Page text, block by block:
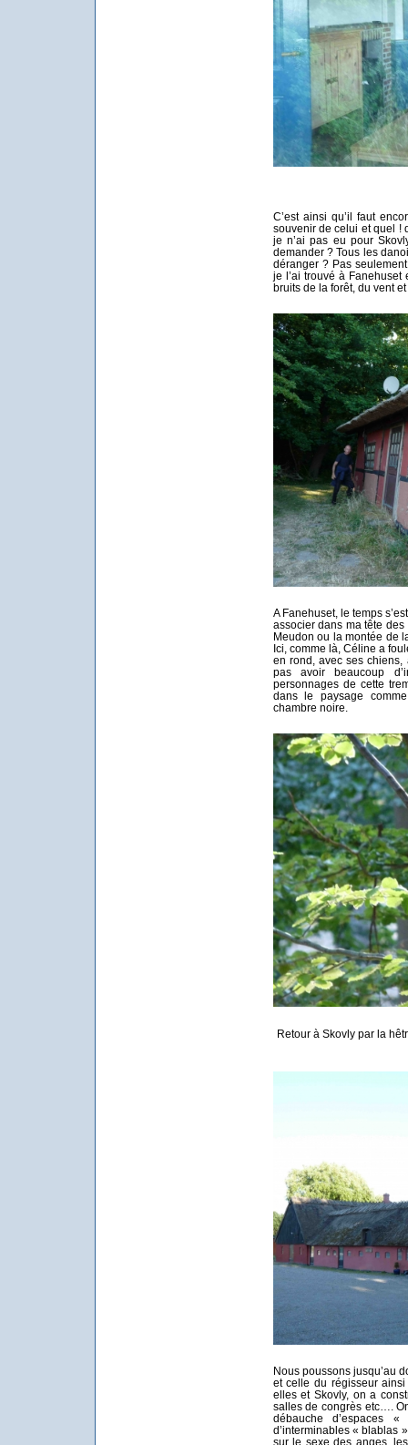
C’est ainsi qu’il faut
souvenir de celui et quel !
je n’ai pas eu pour
demander ? Tous les
déranger ? Pas
je l’ai trouvé à
bruits de la forêt, du vent et
A Fanehuset, le temps
associer dans ma tête
Meudon ou la montée de
Ici, comme là, Céline a
en rond, avec ses chiens,
pas avoir beaucoup
personnages de cette
dans le paysage
chambre noire.
Retour à Skovly par la
Nous poussons jusqu’au
et celle du régisseur
elles et Skovly, on a
salles de congrès etc….
débauche d’espaces
d’interminables « blablas
sur le sexe des anges,